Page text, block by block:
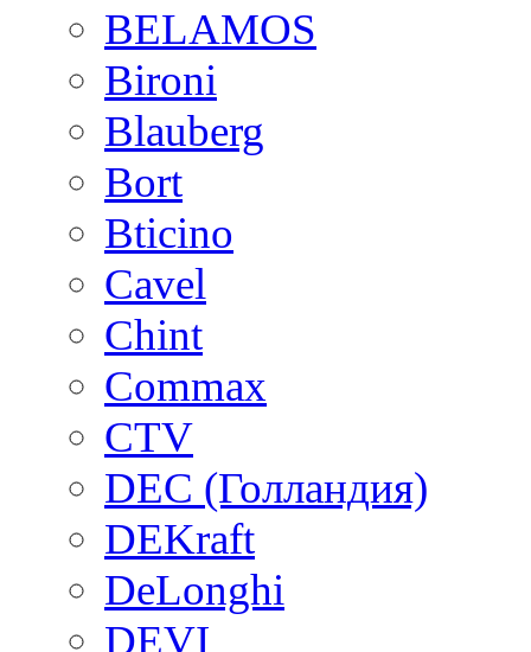
BELAMOS
Bironi
Blauberg
Bort
Bticino
Cavel
Chint
Commax
CTV
DEC (Голландия)
DEKraft
DeLonghi
DEVI